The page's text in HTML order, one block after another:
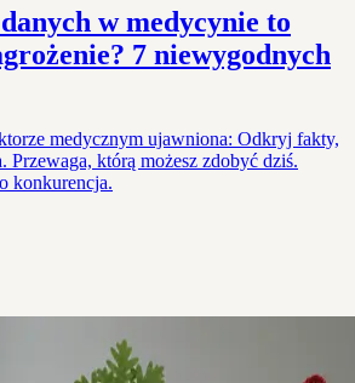
w medycynie to
7 niewygodnych
medycznym ujawniona: Odkryj fakty,
którą możesz zdobyć dziś.
konkurencja.